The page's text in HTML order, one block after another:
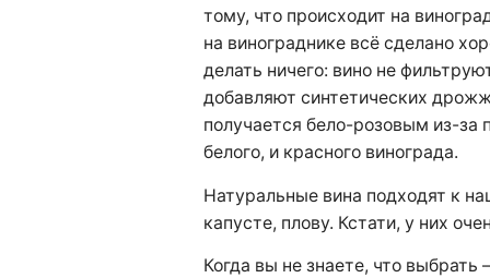
тому, что происходит на
на винограднике всё сделано
делать ничего: вино не
добавляют синтетических
получается бело-розовым из-за
белого, и красного винограда.
Натуральные вина подходят к
капусте, плову. Кстати, у них
Когда вы не знаете, что